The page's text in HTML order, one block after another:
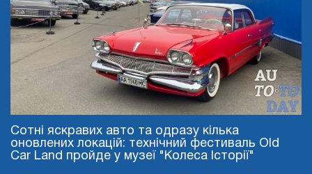
Сотні яскравих авто та одразу кілька
оновлених локацій: технічний фестиваль Old
Car Land пройде у музеї "Колеса Історії"